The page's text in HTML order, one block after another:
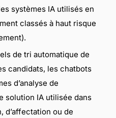
systèmes IA utilisés en
classés à haut risque
de tri automatique de
candidats, les chatbots
d’analyse de
solution IA utilisée dans
d’affectation ou de